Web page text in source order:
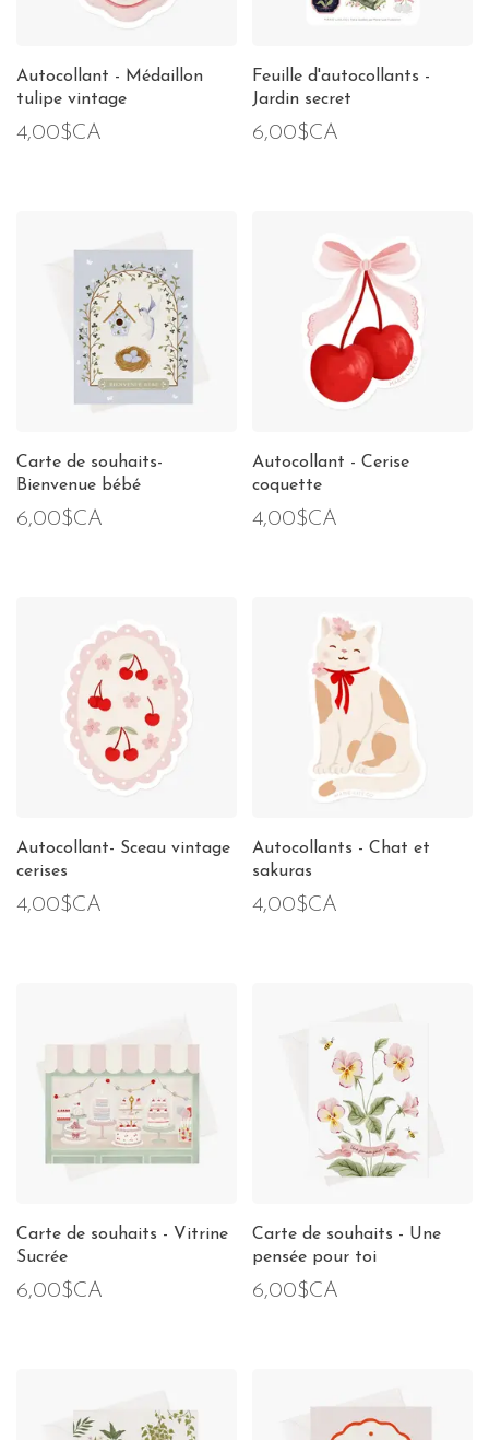
Autocollant - Médaillon
tulipe vintage
4,00$CA
Feuille d'autocollants -
Jardin secret
6,00$CA
Carte de souhaits-
Bienvenue bébé
6,00$CA
Autocollant - Cerise
coquette
4,00$CA
Autocollant- Sceau vintage
cerises
4,00$CA
Autocollants - Chat et
sakuras
4,00$CA
Carte de souhaits - Vitrine
Sucrée
6,00$CA
Carte de souhaits - Une
pensée pour toi
6,00$CA